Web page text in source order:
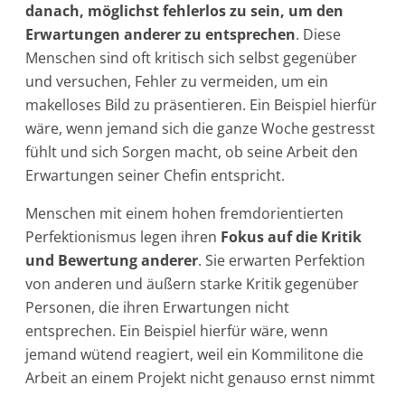
danach, möglichst fehlerlos zu sein, um den
Erwartungen anderer zu entsprechen. Diese
Menschen sind oft kritisch sich selbst gegenüber
und versuchen, Fehler zu vermeiden, um ein
makelloses Bild zu präsentieren. Ein Beispiel hierfür
wäre, wenn jemand sich die ganze Woche gestresst
fühlt und sich Sorgen macht, ob seine Arbeit den
Erwartungen seiner Chefin entspricht.
Menschen mit einem hohen fremdorientierten
Perfektionismus legen ihren Fokus auf die Kritik
und Bewertung anderer. Sie erwarten Perfektion
von anderen und äußern starke Kritik gegenüber
Personen, die ihren Erwartungen nicht
entsprechen. Ein Beispiel hierfür wäre, wenn
jemand wütend reagiert, weil ein Kommilitone die
Arbeit an einem Projekt nicht genauso ernst nimmt